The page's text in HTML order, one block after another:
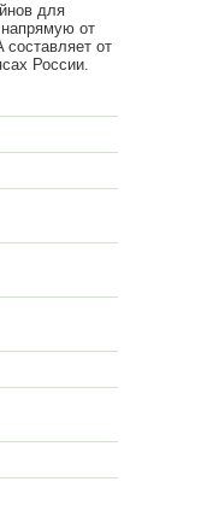
для
от
составляет от
России.